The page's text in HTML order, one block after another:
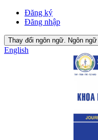
Đăng ký
Đăng nhập
Thay đổi ngôn ngữ. Ngôn
English